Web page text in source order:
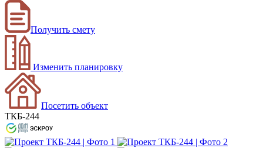
Получить смету
Изменить планировку
Посетить объект
ТКБ-244